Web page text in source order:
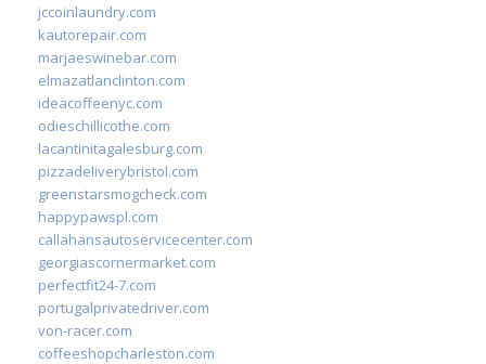
jccoinlaundry.com
kautorepair.com
marjaeswinebar.com
elmazatlanclinton.com
ideacoffeenyc.com
odieschillicothe.com
lacantinitagalesburg.com
pizzadeliverybristol.com
greenstarsmogcheck.com
happypawspl.com
callahansautoservicecenter.com
georgiascornermarket.com
perfectfit24-7.com
portugalprivatedriver.com
von-racer.com
coffeeshopcharleston.com